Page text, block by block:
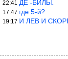
22:41 ДЕ -БИЛЫ.
17:47 где 5-й?
19:17 И ЛЕВ И